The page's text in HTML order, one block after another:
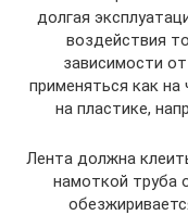
долгая
воздействия
зависимости
применяться как на
на пластике,
Лента должна
намоткой труба